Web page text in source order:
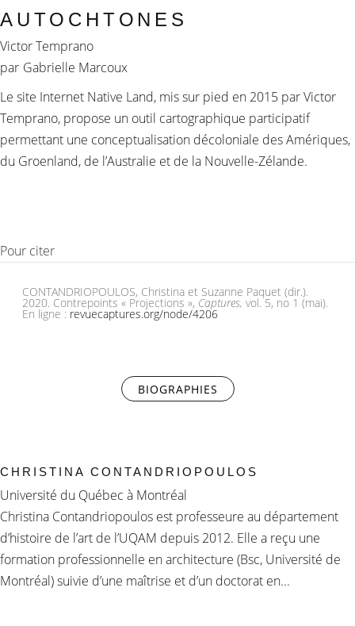
AUTOCHTONES
Victor Temprano
par Gabrielle Marcoux
Le site Internet Native Land, mis sur pied en 2015 par Victor
Temprano, propose un outil cartographique participatif
permettant une conceptualisation décoloniale des Amériques,
du Groenland, de l’Australie et de la Nouvelle-Zélande.
Pour citer
CONTANDRIOPOULOS, Christina et Suzanne Paquet (dir.).
2020. Contrepoints « Projections », Captures, vol. 5, no 1 (mai).
En ligne : revuecaptures.org/node/4206
BIOGRAPHIES (ONGLET ACTIF)
CHRISTINA CONTANDRIOPOULOS
Université du Québec à Montréal
Christina Contandriopoulos est professeure au département
d’histoire de l’art de l’UQAM depuis 2012. Elle a reçu une
formation professionnelle en architecture (Bsc, Université de
Montréal) suivie d’une maîtrise et d’un doctorat en...